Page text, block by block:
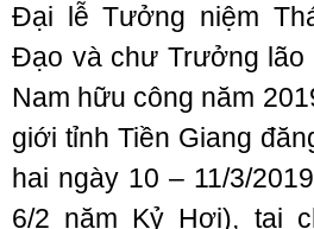
Đại lễ Tưởng niệm
Đạo và chư Trưởng lão
Nam hữu công năm
giới tỉnh Tiền Giang
hai ngày 10 – 11/3/
6/2 năm Kỷ Hợi), tại